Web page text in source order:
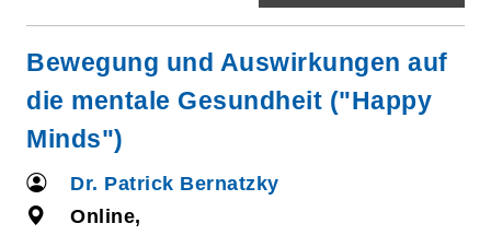
Bewegung und Auswirkungen auf
die mentale Gesundheit ("Happy
Minds")
Dr. Patrick Bernatzky
Online,